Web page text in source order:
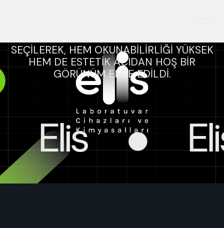
SEÇİLEREK, HEM OKUNABİLİRLİĞİ YÜKSEK
HEM DE ESTETİK AÇIDAN HOŞ BİR
GÖRÜNÜM ELDE EDİLDİ.
Elis